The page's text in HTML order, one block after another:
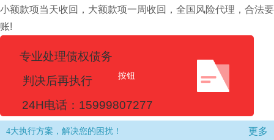
小额款项当天收回，大额款项一周收回，全国风险代理，合法要
账!
24H电话：15999807277
判决后再执行
专业处理债权债务
按钮
4大执行方案，解决您的困扰！
更多